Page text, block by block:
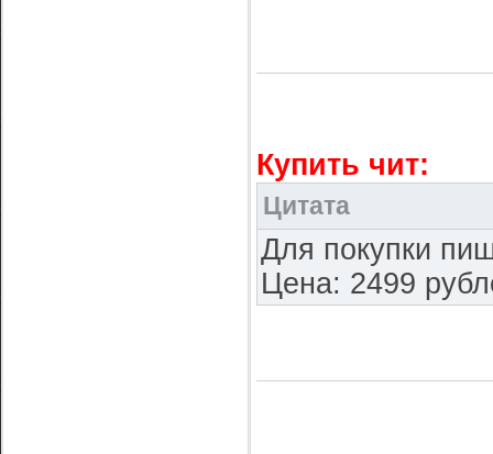
Купить чит:
Цитата
Для покупки
Цена: 2499